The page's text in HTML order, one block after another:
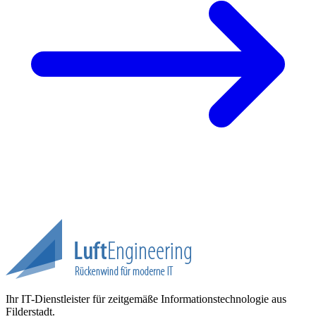
Ihr IT-Dienstleister für zeitgemäße Informationstechnologie aus
Filderstadt.